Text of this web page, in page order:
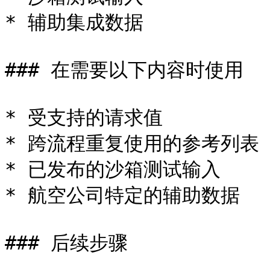
* 辅助集成数据
### 在需要以下内容时使用
* 受支持的请求值
* 跨流程重复使用的参考列表
* 已发布的沙箱测试输入
* 航空公司特定的辅助数据
### 后续步骤